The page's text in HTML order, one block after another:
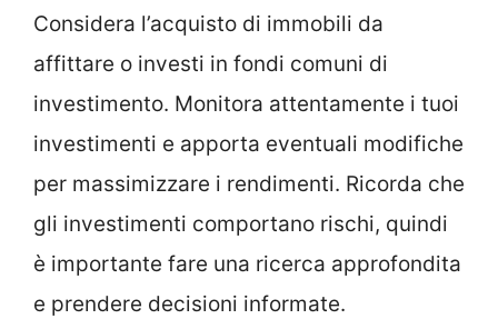
Considera l’acquisto di immobili da
affittare o investi in fondi comuni di
investimento. Monitora attentamente i tuoi
investimenti e apporta eventuali modifiche
per massimizzare i rendimenti. Ricorda che
gli investimenti comportano rischi, quindi
è importante fare una ricerca approfondita
e prendere decisioni informate.